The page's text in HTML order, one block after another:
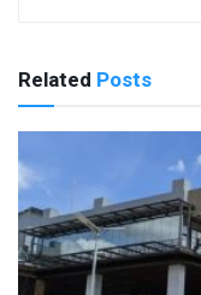
Related Posts